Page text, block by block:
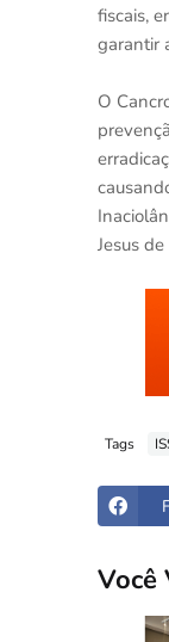
fiscais,
garantir
O
Jesus
Tags
Você